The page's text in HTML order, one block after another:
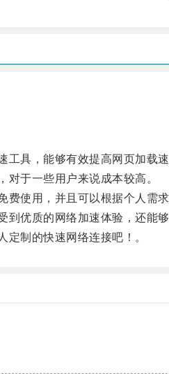
具，能够有效提高网页加载速
于一些用户来说成本较高。
使用，并且可以根据个人需求
优质的网络加速体验，还能够
制的快速网络连接吧！。